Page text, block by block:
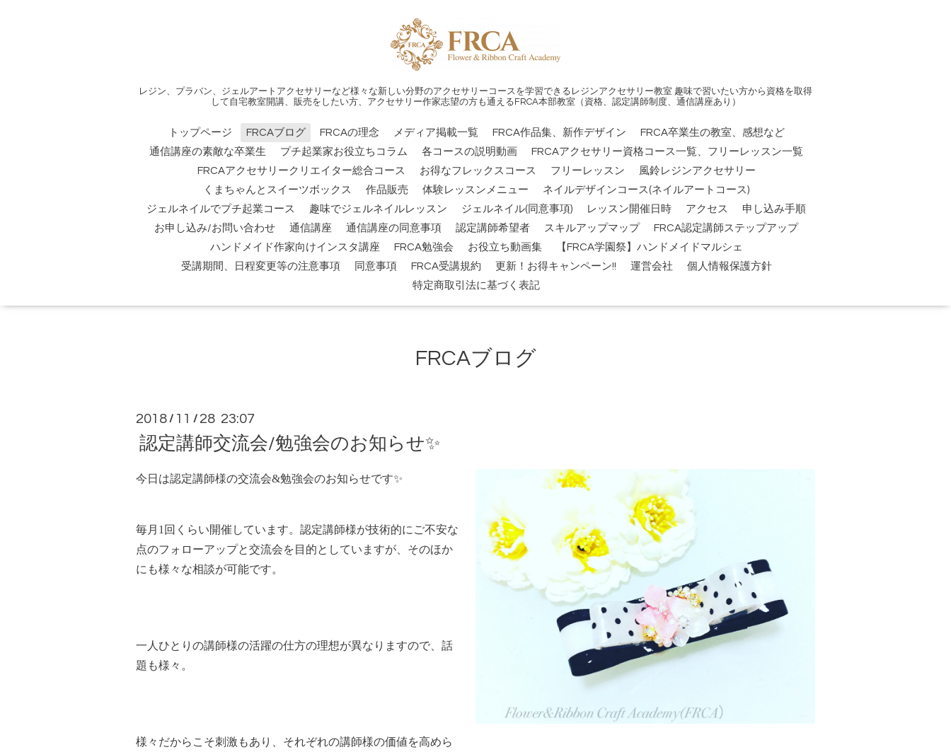
レジン、プラバン、ジェルアートアクセサリーなど様々な新しい分野のアクセサリーコースを学習できるレジンアクセサリー教室 趣味で習いたい方から資格を取得
して自宅教室開講、販売をしたい方、アクセサリー作家志望の方も通えるFRCA本部教室（資格、認定講師制度、通信講座あり）
トップページ FRCAブログ FRCAの理念 メディア掲載一覧 FRCA作品集、新作デザイン
FRCA卒業生の教室、感想など
通信講座の素敵な卒業生
プチ起業家お役立ちコラム 各コースの説明動画
FRCAアクセサリー資格コース一覧、フリーレッスン一覧
FRCAアクセサリークリエイター総合コース
お得なフレックスコース フリーレッスン
風鈴レジンアクセサリー
くまちゃんとスイーツボックス
作品販売 体験レッスンメニュー
ネイルデザインコース(ネイルアートコース)
ジェルネイルでプチ起業コース
趣味でジェルネイルレッスン ジェルネイル(同意事項) レッスン開催日時 アクセス
申し込み手順
お申し込み/お問い合わせ
通信講座 通信講座の同意事項 認定講師希望者 スキルアップマップ
FRCA認定講師ステップアップ
ハンドメイド作家向けインスタ講座
FRCA勉強会 お役立ち動画集
【FRCA学園祭】ハンドメイドマルシェ
受講期間、日程変更等の注意事項
同意事項 FRCA受講規約 更新！お得キャンペーン!! 運営会社
個人情報保護方針
特定商取引法に基づく表記
FRCAブログ
2018 / 11 / 28 23:07
認定講師交流会/勉強会のお知らせ✨
今日は認定講師様の交流会&勉強会のお知らせです✨
毎月1回くらい開催しています。認定講師様が技術的にご不安な
点のフォローアップと交流会を目的としていますが、そのほか
にも様々な相談が可能です。
一人ひとりの講師様の活躍の仕方の理想が異なりますので、話
題も様々。
様々だからこそ刺激もあり、それぞれの講師様の価値を高めら